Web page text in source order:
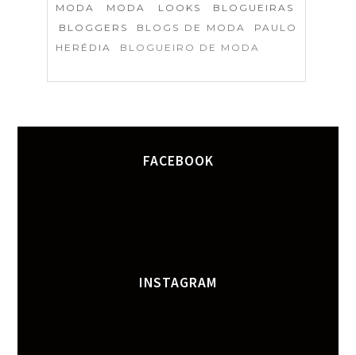
MODA
MODA LOOKS
BLOGUEIRAS
BLOGGERS
BLOGS DE MODA
PAULO
HERÉDIA
BLOGUEIRO DE MODA
FACEBOOK
INSTAGRAM